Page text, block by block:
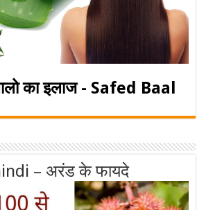
का इलाज - Safed Baal
– अरंड के फायदे